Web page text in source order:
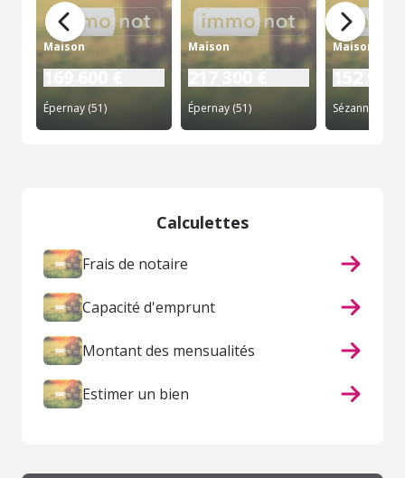
Maison
Épernay (51)
Maison
Épernay (51)
Maison
Sézanne (51)
Calculettes
Frais de notaire
Capacité d'emprunt
Montant des mensualités
Estimer un bien